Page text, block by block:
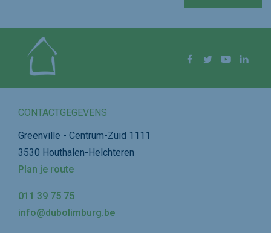
Facebook
Twitter YouTube
CONTACTGEGEVENS
Greenville - Centrum-Zuid 1111
3530 Houthalen-Helchteren
Plan je route
011 39 75 75
info@dubolimburg.be